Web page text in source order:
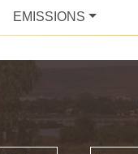
EMISSIONS